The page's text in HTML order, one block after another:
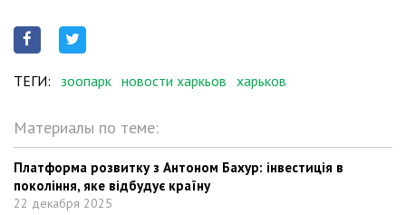
ТЕГИ: зоопарк новости харкьов харьков
Материалы по теме:
Платформа розвитку з Антоном Бахур: інвестиція в
покоління, яке відбудує країну
22 декабря 2025